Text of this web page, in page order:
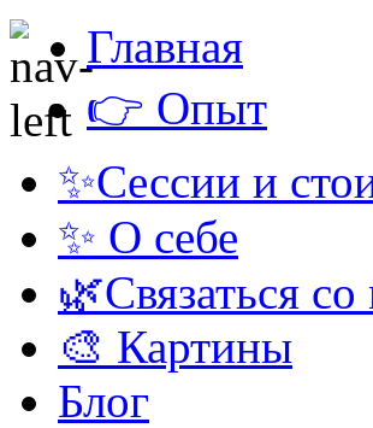
Главная
👉 Опыт
✨Сессии и
✨ О себе
🌿Связаться
🎨 Картины
Блог